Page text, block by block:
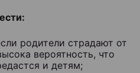
родители страдают от
вероятность, что
и детям;